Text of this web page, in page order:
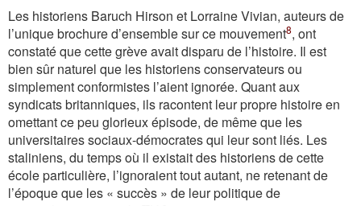
Les historiens Baruch Hirson et Lorraine Vivian, auteurs de
l’unique brochure d’ensemble sur ce mouvement8, ont
constaté que cette grève avait disparu de l’histoire. Il est
bien sûr naturel que les historiens conservateurs ou
simplement conformistes l’aient ignorée. Quant aux
syndicats britanniques, ils racontent leur propre histoire en
omettant ce peu glorieux épisode, de même que les
universitaires sociaux-démocrates qui leur sont liés. Les
staliniens, du temps où il existait des historiens de cette
école particulière, l’ignoraient tout autant, ne retenant de
l’époque que les « succès » de leur politique de